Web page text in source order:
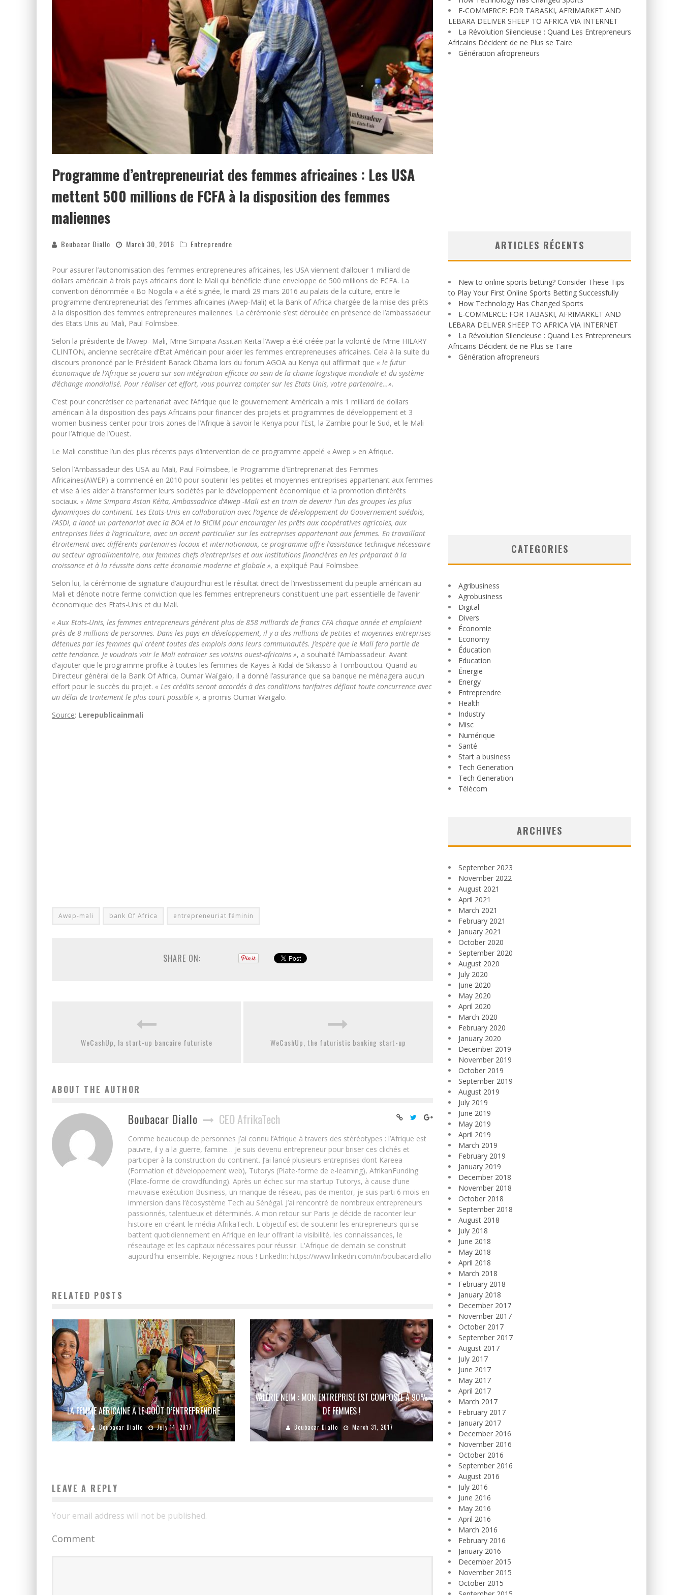
Programme d’entrepreneuriat des femmes africaines : Les USA
mettent 500 millions de FCFA à la disposition des femmes
maliennes
Boubacar Diallo March 30, 2016 Entreprendre
Pour assurer l’autonomisation des femmes entrepreneures africaines, les USA viennent d’allouer 1 milliard de
dollars américain à trois pays africains dont le Mali qui bénéficie d’une enveloppe de 500 millions de FCFA. La
convention dénommée « Bo Nogola » a été signée, le mardi 29 mars 2016 au palais de la culture, entre le
programme d’entrepreneuriat des femmes africaines (Awep-Mali) et la Bank of Africa chargée de la mise des prêts
à la disposition des femmes entrepreneures maliennes. La cérémonie s’est déroulée en présence de l’ambassadeur
des Etats Unis au Mali, Paul Folmsbee.
Selon la présidente de l’Awep- Mali, Mme Simpara Assitan Keïta l’Awep a été créée par la volonté de Mme HILARY
CLINTON, ancienne secrétaire d’Etat Américain pour aider les femmes entrepreneuses africaines. Cela à la suite du
discours prononcé par le Président Barack Obama lors du forum AGOA au Kenya qui affirmait que « le futur
économique de l’Afrique se jouera sur son intégration efficace au sein de la chaine logistique mondiale et du système
d’échange mondialisé. Pour réaliser cet effort, vous pourrez compter sur les Etats Unis, votre partenaire…».
C’est pour concrétiser ce partenariat avec l’Afrique que le gouvernement Américain a mis 1 milliard de dollars
américain à la disposition des pays Africains pour financer des projets et programmes de développement et 3
women business center pour trois zones de l’Afrique à savoir le Kenya pour l’Est, la Zambie pour le Sud, et le Mali
pour l’Afrique de l’Ouest.
Le Mali constitue l’un des plus récents pays d’intervention de ce programme appelé « Awep » en Afrique.
Selon l’Ambassadeur des USA au Mali, Paul Folmsbee, le Programme d’Entreprenariat des Femmes
Africaines(AWEP) a commencé en 2010 pour soutenir les petites et moyennes entreprises appartenant aux femmes
et vise à les aider à transformer leurs sociétés par le développement économique et la promotion d’intérêts
sociaux. « Mme Simpara Astan Kéïta, Ambassadrice d’Awep -Mali est en train de devenir l’un des groupes les plus
dynamiques du continent. Les Etats-Unis en collaboration avec l’agence de développement du Gouvernement suédois,
l’ASDI, a lancé un partenariat avec la BOA et la BICIM pour encourager les prêts aux coopératives agricoles, aux
entreprises liées à l’agriculture, avec un accent particulier sur les entreprises appartenant aux femmes. En travaillant
étroitement avec différents partenaires locaux et internationaux, ce programme offre l’assistance technique nécessaire
au secteur agroalimentaire, aux femmes chefs d’entreprises et aux institutions financières en les préparant à la
croissance et à la réussite dans cette économie moderne et globale », a expliqué Paul Folmsbee.
Selon lui, la cérémonie de signature d’aujourd’hui est le résultat direct de l’investissement du peuple américain au
Mali et dénote notre ferme conviction que les femmes entrepreneurs constituent une part essentielle de l’avenir
économique des Etats-Unis et du Mali.
« Aux Etats-Unis, les femmes entrepreneurs génèrent plus de 858 milliards de francs CFA chaque année et emploient
près de 8 millions de personnes. Dans les pays en développement, il y a des millions de petites et moyennes entreprises
détenues par les femmes qui créent toutes des emplois dans leurs communautés. J’espère que le Mali fera partie de
cette tendance. Je voudrais voir le Mali entrainer ses voisins ouest-africains », a souhaité l’Ambassadeur. Avant
d’ajouter que le programme profite à toutes les femmes de Kayes à Kidal de Sikasso à Tombouctou. Quand au
Directeur général de la Bank Of Africa, Oumar Waïgalo, il a donné l’assurance que sa banque ne ménagera aucun
effort pour le succès du projet. « Les crédits seront accordés à des conditions tarifaires défiant toute concurrence avec
un délai de traitement le plus court possible », a promis Oumar Waïgalo.
Source: Lerepublicainmali
Awep-mali bank Of Africa entrepreneuriat féminin
SHARE ON:
WeCashUp, la start-up bancaire futuriste WeCashUp, the futuristic banking start-up
ABOUT THE AUTHOR
Boubacar Diallo CEO AfrikaTech
Comme beaucoup de personnes j’ai connu l’Afrique à travers des stéréotypes : l’Afrique est
pauvre, il y a la guerre, famine… Je suis devenu entrepreneur pour briser ces clichés et
participer à la construction du continent. J’ai lancé plusieurs entreprises dont Kareea
(Formation et développement web), Tutorys (Plate-forme de e-learning), AfrikanFunding
(Plate-forme de crowdfunding). Après un échec sur ma startup Tutorys, à cause d’une
mauvaise exécution Business, un manque de réseau, pas de mentor, je suis parti 6 mois en
immersion dans l’écosystème Tech au Sénégal. J’ai rencontré de nombreux entrepreneurs
passionnés, talentueux et déterminés. A mon retour sur Paris je décide de raconter leur
histoire en créant le média AfrikaTech. L'objectif est de soutenir les entrepreneurs qui se
battent quotidiennement en Afrique en leur offrant la visibilité, les connaissances, le
réseautage et les capitaux nécessaires pour réussir. L'Afrique de demain se construit
aujourd'hui ensemble. Rejoignez-nous ! LinkedIn: https://www.linkedin.com/in/boubacardiallo
RELATED POSTS
LA FEMME AFRICAINE A LE GOÛT D’ENTREPRENDRE
Boubacar Diallo July 14, 2017
VALÉRIE NEIM : MON ENTREPRISE EST COMPOSÉE À 90%
DE FEMMES !
Boubacar Diallo March 31, 2017
LEAVE A REPLY
Your email address will not be published.
Comment
E-COMMERCE: FOR TABASKI, AFRIMARKET AND
LEBARA DELIVER SHEEP TO AFRICA VIA INTERNET
La Révolution Silencieuse : Quand Les Entrepreneurs
Africains Décident de ne Plus se Taire
Génération afropreneurs
ARTICLES RÉCENTS
New to online sports betting? Consider These Tips
to Play Your First Online Sports Betting Successfully
How Technology Has Changed Sports
E-COMMERCE: FOR TABASKI, AFRIMARKET AND
LEBARA DELIVER SHEEP TO AFRICA VIA INTERNET
La Révolution Silencieuse : Quand Les Entrepreneurs
Africains Décident de ne Plus se Taire
Génération afropreneurs
CATEGORIES
Agribusiness
Agrobusiness
Digital
Divers
Économie
Economy
Éducation
Education
Énergie
Energy
Entreprendre
Health
Industry
Misc
Numérique
Santé
Start a business
Tech Generation
Tech Generation
Télécom
ARCHIVES
September 2023
November 2022
August 2021
April 2021
March 2021
February 2021
January 2021
October 2020
September 2020
August 2020
July 2020
June 2020
May 2020
April 2020
March 2020
February 2020
January 2020
December 2019
November 2019
October 2019
September 2019
August 2019
July 2019
June 2019
May 2019
April 2019
March 2019
February 2019
January 2019
December 2018
November 2018
October 2018
September 2018
August 2018
July 2018
June 2018
May 2018
April 2018
March 2018
February 2018
January 2018
December 2017
November 2017
October 2017
September 2017
August 2017
July 2017
June 2017
May 2017
April 2017
March 2017
February 2017
January 2017
December 2016
November 2016
October 2016
September 2016
August 2016
July 2016
June 2016
May 2016
April 2016
March 2016
February 2016
January 2016
December 2015
November 2015
October 2015